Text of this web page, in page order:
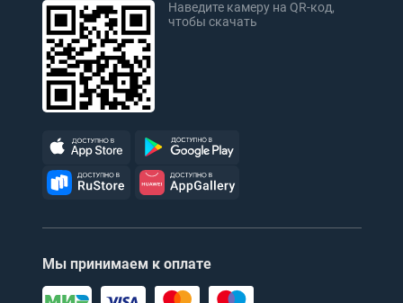
Наведите камеру на QR-код,
чтобы скачать
Мы принимаем к оплате